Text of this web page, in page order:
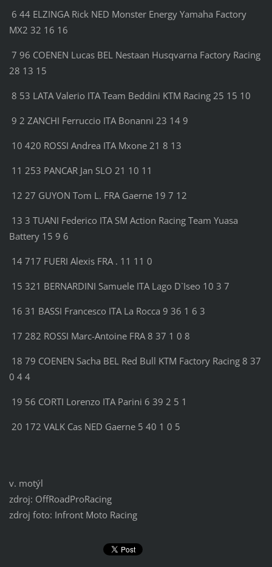
6 44 ELZINGA Rick NED Monster Energy Yamaha Factory
MX2 32 16 16
7 96 COENEN Lucas BEL Nestaan Husqvarna Factory Racing
28 13 15
8 53 LATA Valerio ITA Team Beddini KTM Racing 25 15 10
9 2 ZANCHI Ferruccio ITA Bonanni 23 14 9
10 420 ROSSI Andrea ITA Mxone 21 8 13
11 253 PANCAR Jan SLO 21 10 11
12 27 GUYON Tom L. FRA Gaerne 19 7 12
13 3 TUANI Federico ITA SM Action Racing Team Yuasa
Battery 15 9 6
14 717 FUERI Alexis FRA . 11 11 0
15 321 BERNARDINI Samuele ITA Lago D`Iseo 10 3 7
16 31 BASSI Francesco ITA La Rocca 9 36 1 6 3
17 282 ROSSI Marc-Antoine FRA 8 37 1 0 8
18 79 COENEN Sacha BEL Red Bull KTM Factory Racing 8 37
0 4 4
19 56 CORTI Lorenzo ITA Parini 6 39 2 5 1
20 172 VALK Cas NED Gaerne 5 40 1 0 5
v. motýl
zdroj: OffRoadProRacing
zdroj foto: Infront Moto Racing